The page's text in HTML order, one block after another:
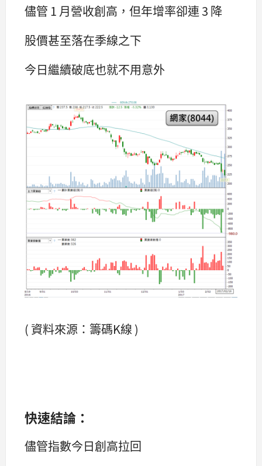
儘管 1 月營收創高，但年增率卻連 3 降
股價甚至落在季線之下
今日繼續破底也就不用意外
( 資料來源：籌碼K線 )
快速結論：
儘管指數今日創高拉回